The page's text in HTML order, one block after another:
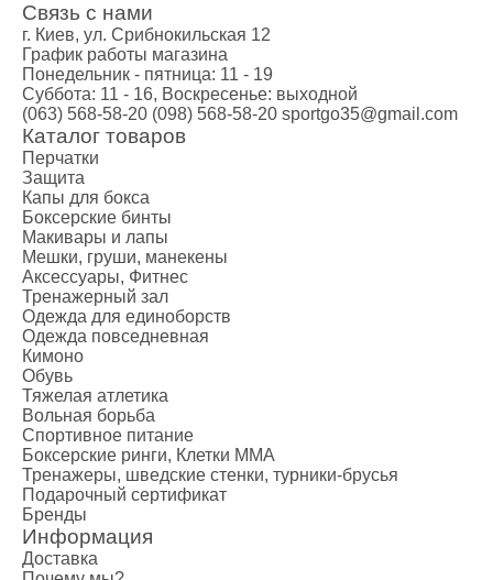
Связь с нами
г. Киев, ул. Срибнокильская 12
График работы магазина
Понедельник - пятница: 11 - 19
Суббота: 11 - 16, Воскресенье: выходной
(063) 568-58-20 (098) 568-58-20 sportgo35@gmail.com
Каталог товаров
Перчатки
Защита
Капы для бокса
Боксерские бинты
Макивары и лапы
Мешки, груши, манекены
Аксессуары, Фитнес
Тренажерный зал
Одежда для единоборств
Одежда повседневная
Кимоно
Обувь
Тяжелая атлетика
Вольная борьба
Спортивное питание
Боксерские ринги, Клетки ММА
Тренажеры, шведские стенки, турники-брусья
Подарочный сертификат
Бренды
Информация
Доставка